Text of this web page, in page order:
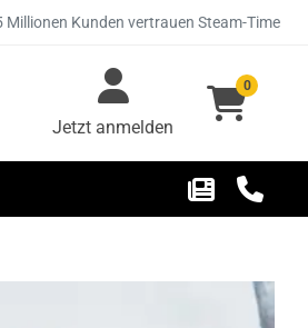
Millionen Kunden vertrauen Steam-Time
Jetzt anmelden
0